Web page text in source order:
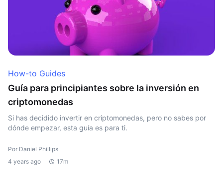
How-to Guides
Guía para principiantes sobre la inversión en
criptomonedas
Si has decidido invertir en criptomonedas, pero no sabes por
dónde empezar, esta guía es para ti.
Por Daniel Phillips
4 years ago
17m